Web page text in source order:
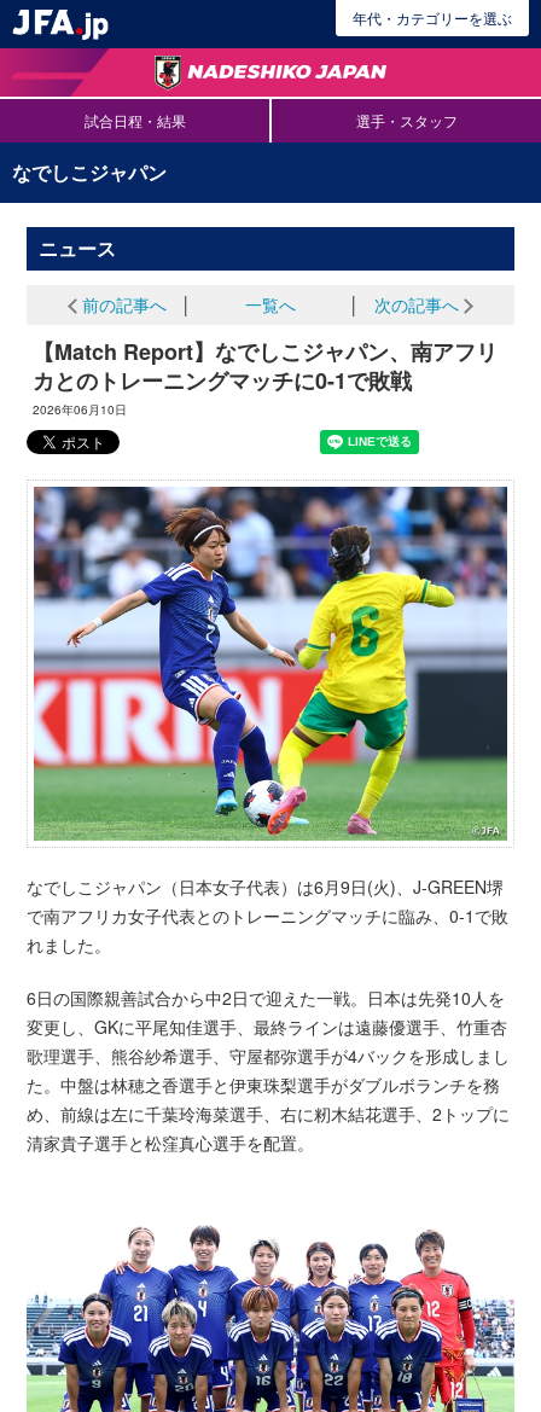
年代・カテゴリーを選ぶ
試合日程・結果 選手・スタッフ
なでしこジャパン
ニュース
前の記事へ 一覧へ 次の記事へ
【Match Report】なでしこジャパン、南アフリ
カとのトレーニングマッチに0-1で敗戦
2026年06月10日
なでしこジャパン（日本女子代表）は6月9日(火)、J-GREEN堺
で南アフリカ女子代表とのトレーニングマッチに臨み、0-1で敗
れました。
6日の国際親善試合から中2日で迎えた一戦。日本は先発10人を
変更し、GKに平尾知佳選手、最終ラインは遠藤優選手、竹重杏
歌理選手、熊谷紗希選手、守屋都弥選手が4バックを形成しまし
た。中盤は林穂之香選手と伊東珠梨選手がダブルボランチを務
め、前線は左に千葉玲海菜選手、右に籾木結花選手、2トップに
清家貴子選手と松窪真心選手を配置。